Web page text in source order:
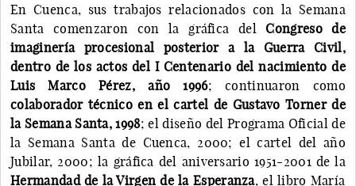
En Cuenca, sus trabajos relacionados con la Semana
Santa comenzaron con la gráfica delCongreso de
imaginería procesional posterior a la Guerra Civil,
dentro de los actos del I Centenario del nacimiento de
Luis Marco Pérez, año 1996; continuaron como
colaborador técnico en el cartel de Gustavo Torner de
la Semana Santa, 1998; el diseño del Programa Oficial de
la Semana Santa de Cuenca, 2000; el cartel del año
Jubilar, 2000; la gráfica del aniversario 1951-2001 de la
Hermandad de la Virgen de la Esperanza, el libro María